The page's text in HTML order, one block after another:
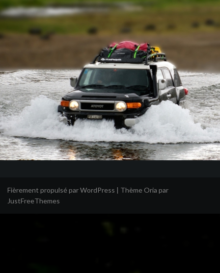
Fièrement propulsé par WordPress | Thème Oria par
JustFreeThemes